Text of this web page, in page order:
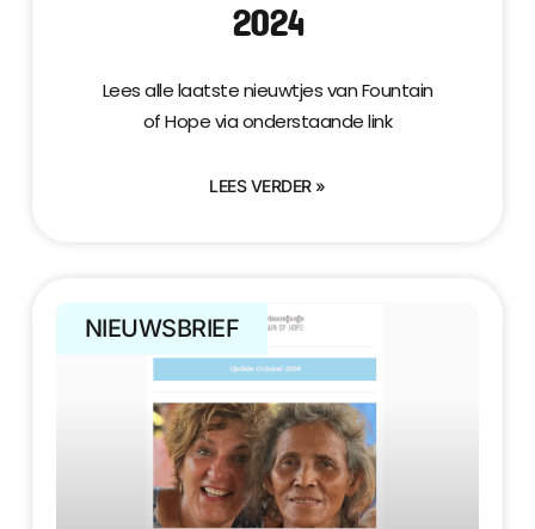
2024
Lees alle laatste nieuwtjes van Fountain
of Hope via onderstaande link
LEES VERDER »
NIEUWSBRIEF